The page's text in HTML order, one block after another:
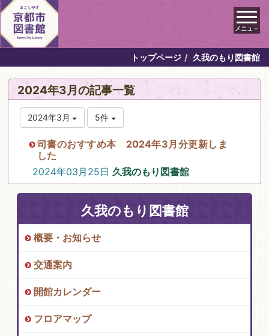
メニュ－
トップページ 久我のもり図書館
2024年3月の記事一覧
2024年3月 5件
司書のおすすめ本 2024年3月分更新しま
した
2024年03月25日 久我のもり図書館
久我のもり図書館
概要・お知らせ
交通案内
開館カレンダー
フロアマップ